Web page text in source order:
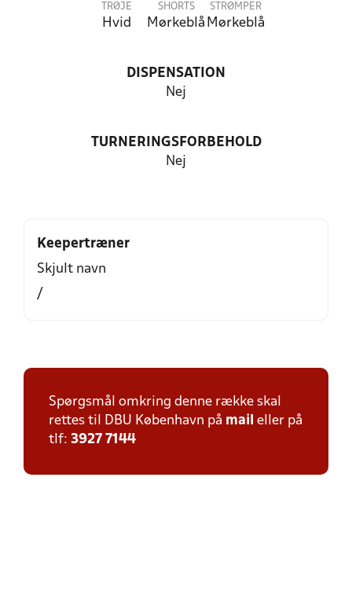
TRØJE
Hvid
SHORTS
Mørkeblå
STRØMPER
Mørkeblå
DISPENSATION
Nej
TURNERINGSFORBEHOLD
Nej
Keepertræner
Skjult navn
/
Spørgsmål omkring denne række skal
rettes til DBU København på mail eller på
tlf: 3927 7144